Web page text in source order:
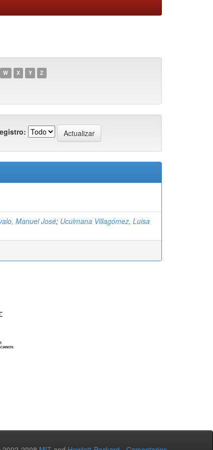
W X Y Z
Manuel José; Uculmana Villagómez, Luisa